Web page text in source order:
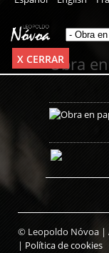
X CERRARObra
© Leopoldo Nóvoa |
| Política de cookies